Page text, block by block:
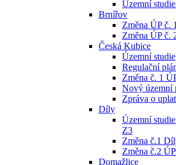
Územní
Brnířov
Změna ÚP č. 1
Změna ÚP č.
Česká Kubice
Územní studie
Regulační
Změna č. 1
Nový územní
Zpráva o
Díly
Územní
Z3
Změna č.1
Změna č.2
Domažlice